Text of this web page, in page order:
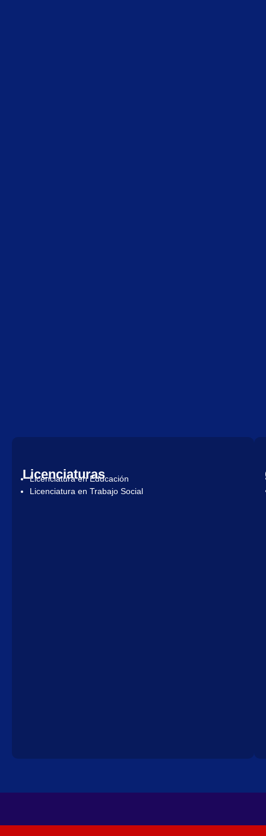
Licenciaturas
Licenciatura en Educación
Licenciatura en Trabajo Social